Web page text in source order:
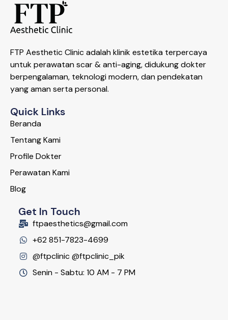
FTP Aesthetic Clinic adalah klinik estetika terpercaya
untuk perawatan scar & anti-aging, didukung dokter
berpengalaman, teknologi modern, dan pendekatan
yang aman serta personal.
Quick Links
Beranda
Tentang Kami
Profile Dokter
Perawatan Kami
Blog
Get In Touch
ftpaesthetics@gmail.com
+62 851-7823-4699
@ftpclinic @ftpclinic_pik
Senin - Sabtu: 10 AM - 7 PM